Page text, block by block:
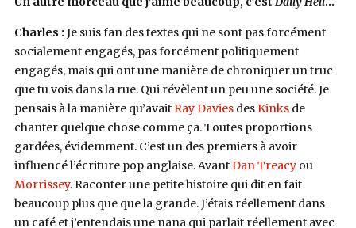
Charles : Je suis fan des textes qui ne sont pas forcément
socialement engagés, pas forcément politiquement
engagés, mais qui ont une manière de chroniquer un truc
que tu vois dans la rue. Qui révèlent un peu une société. Je
pensais à la manière qu’avaitRay DaviesdesKinksde
chanter quelque chose comme ça. Toutes proportions
gardées, évidemment. C’est un des premiers à avoir
influencé l’écriture pop anglaise. AvantDan Treacyou
Morrissey. Raconter une petite histoire qui dit en fait
beaucoup plus que que la grande. J’étais réellement dans
un café et j’entendais une nana qui parlait réellement avec